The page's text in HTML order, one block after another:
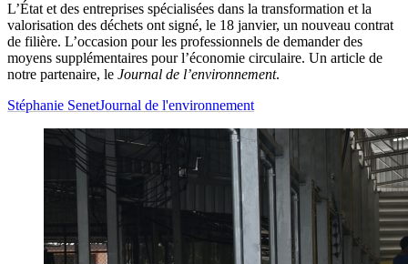
L’État et des entreprises spécialisées dans la transformation et la
valorisation des déchets ont signé, le 18 janvier, un nouveau contrat
de filière. L’occasion pour les professionnels de demander des
moyens supplémentaires pour l’économie circulaire. Un article de
notre partenaire, le Journal de l’environnement.
Stéphanie SenetJournal de l'environnement